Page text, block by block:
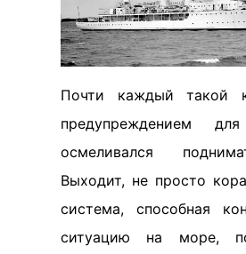
Почти каждый такой
предупреждением
осмеливался
Выходит, не просто
система, способная
ситуацию на море,